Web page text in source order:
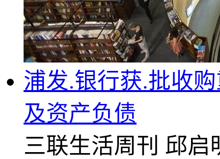
浦发.银行获.批收
及资产负债
三联生活周刊 邱启